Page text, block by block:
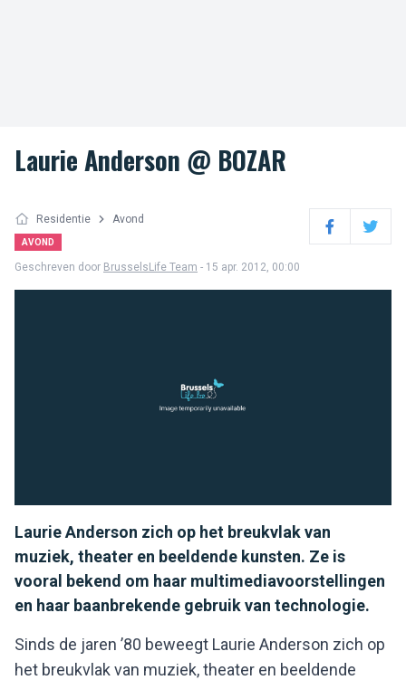
Laurie Anderson @ BOZAR
Residentie Avond
AVOND FacebookTwitter
Geschreven door BrusselsLife Team - 15 apr. 2012, 00:00
Laurie Anderson zich op het breukvlak van
muziek, theater en beeldende kunsten. Ze is
vooral bekend om haar multimediavoorstellingen
en haar baanbrekende gebruik van technologie.
Sinds de jaren ’80 beweegt Laurie Anderson zich op
het breukvlak van muziek, theater en beeldende